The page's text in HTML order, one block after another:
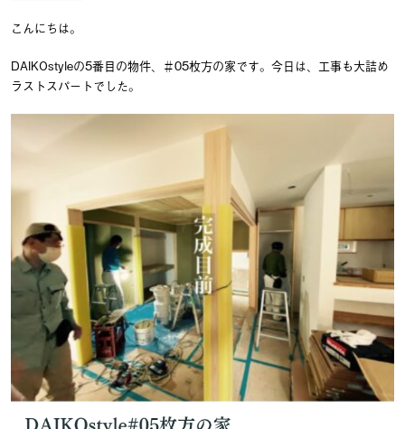
こんにちは。
DAIKOstyleの5番目の物件、＃05枚方の家です。今日は、工事も大詰め
ラストスパートでした。